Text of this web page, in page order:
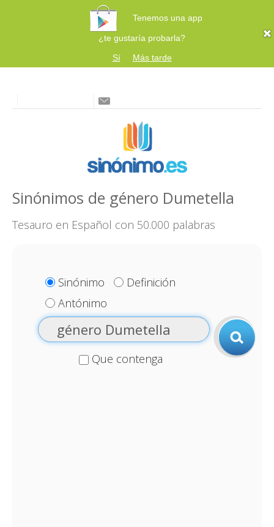
Tenemos una app
¿te gustaría probarla?
Sí
Más tarde
Sinónimos de género Dumetella
Tesauro en Español con 50.000 palabras
Sinónimo
Definición
Antónimo
Que contenga